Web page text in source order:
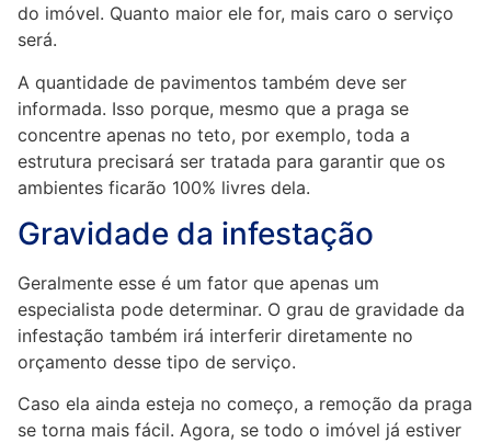
do imóvel. Quanto maior ele for, mais caro o serviço
será.
A quantidade de pavimentos também deve ser
informada. Isso porque, mesmo que a praga se
concentre apenas no teto, por exemplo, toda a
estrutura precisará ser tratada para garantir que os
ambientes ficarão 100% livres dela.
Gravidade da infestação
Geralmente esse é um fator que apenas um
especialista pode determinar. O grau de gravidade da
infestação também irá interferir diretamente no
orçamento desse tipo de serviço.
Caso ela ainda esteja no começo, a remoção da praga
se torna mais fácil. Agora, se todo o imóvel já estiver